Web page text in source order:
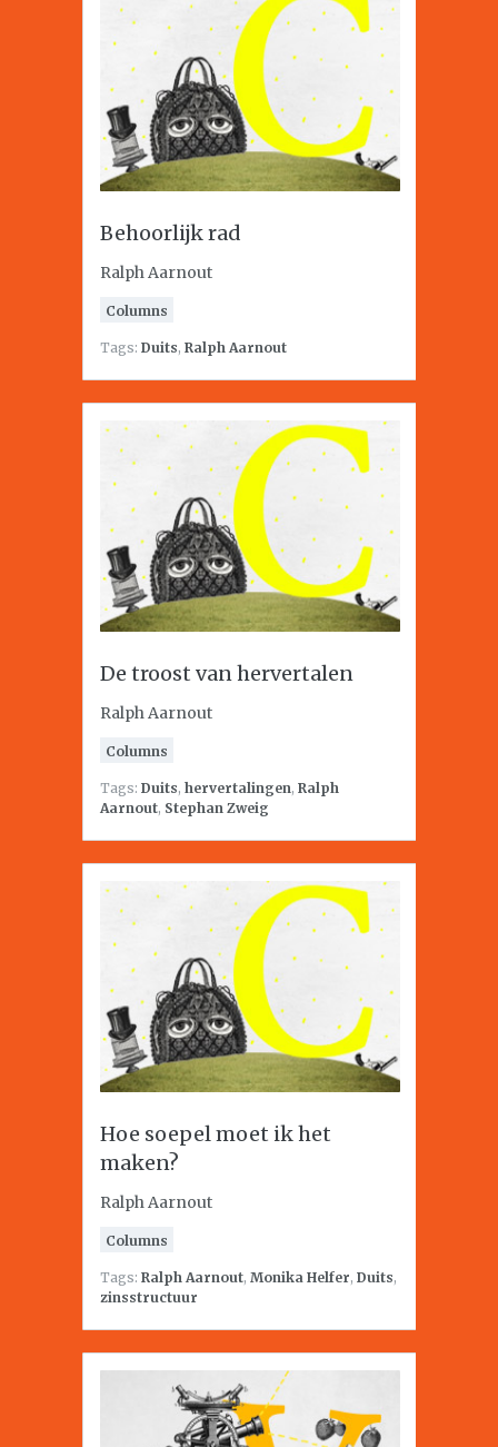
Behoorlijk rad
Ralph Aarnout
Columns
Tags: Duits, Ralph Aarnout
De troost van hervertalen
Ralph Aarnout
Columns
Tags: Duits, hervertalingen, Ralph
Aarnout, Stephan Zweig
Hoe soepel moet ik het
maken?
Ralph Aarnout
Columns
Tags: Ralph Aarnout, Monika Helfer, Duits,
zinsstructuur